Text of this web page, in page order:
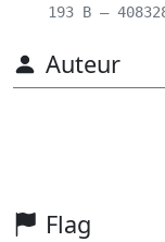
193 B –
Auteur
Flag